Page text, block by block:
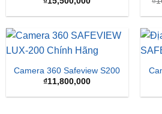
Camera 360 Safeview S200
₫11,800,000